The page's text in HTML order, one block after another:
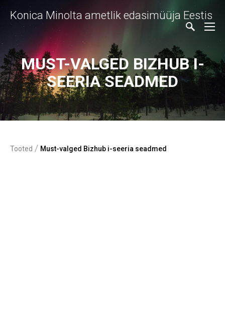
Konica Minolta ametlik edasimüüja Eestis
MUST-VALGED BIZHUB I-
SEERIA SEADMED
Tooted / Must-valged Bizhub i-seeria seadmed